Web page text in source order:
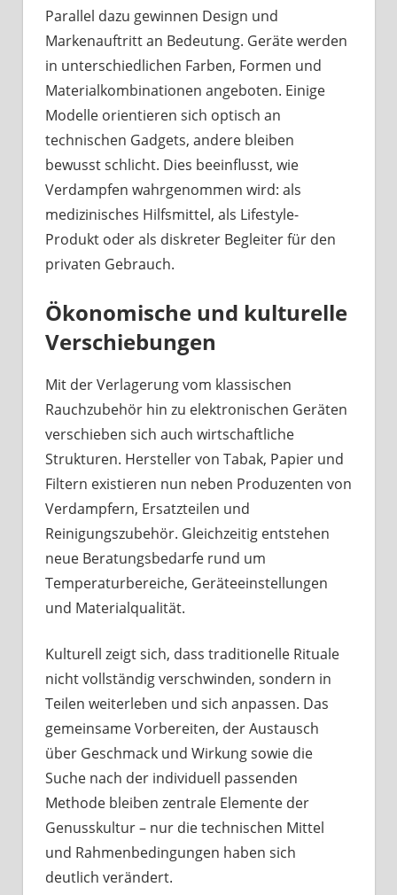
Parallel dazu gewinnen Design und
Markenauftritt an Bedeutung. Geräte werden
in unterschiedlichen Farben, Formen und
Materialkombinationen angeboten. Einige
Modelle orientieren sich optisch an
technischen Gadgets, andere bleiben
bewusst schlicht. Dies beeinflusst, wie
Verdampfen wahrgenommen wird: als
medizinisches Hilfsmittel, als Lifestyle-
Produkt oder als diskreter Begleiter für den
privaten Gebrauch.
Ökonomische und kulturelle
Verschiebungen
Mit der Verlagerung vom klassischen
Rauchzubehör hin zu elektronischen Geräten
verschieben sich auch wirtschaftliche
Strukturen. Hersteller von Tabak, Papier und
Filtern existieren nun neben Produzenten von
Verdampfern, Ersatzteilen und
Reinigungszubehör. Gleichzeitig entstehen
neue Beratungsbedarfe rund um
Temperaturbereiche, Geräteeinstellungen
und Materialqualität.
Kulturell zeigt sich, dass traditionelle Rituale
nicht vollständig verschwinden, sondern in
Teilen weiterleben und sich anpassen. Das
gemeinsame Vorbereiten, der Austausch
über Geschmack und Wirkung sowie die
Suche nach der individuell passenden
Methode bleiben zentrale Elemente der
Genusskultur – nur die technischen Mittel
und Rahmenbedingungen haben sich
deutlich verändert.